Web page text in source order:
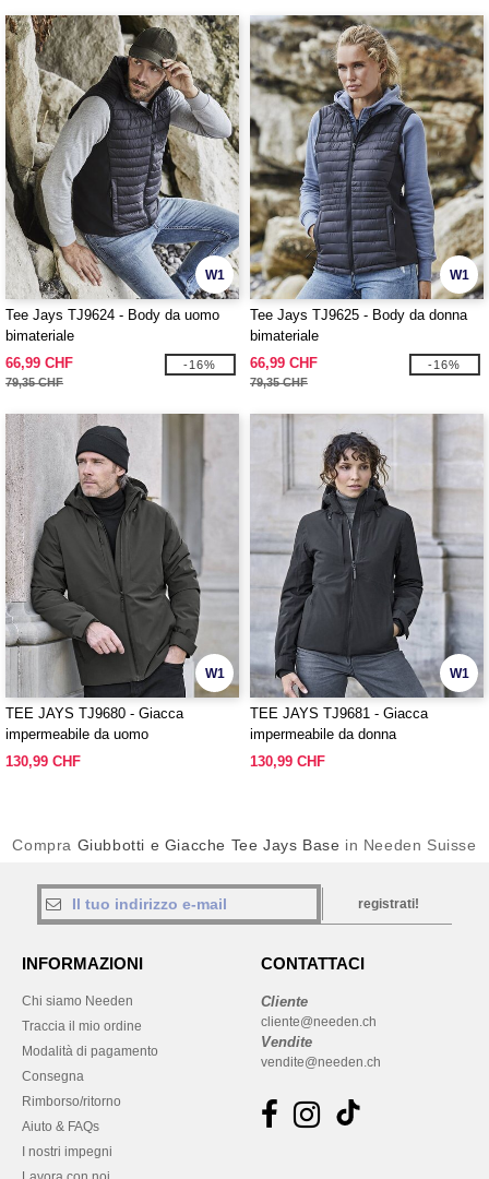
W1
Tee Jays TJ9624 - Body da uomo
bimateriale
66,99 CHF
79,35 CHF
-16%
W1
Tee Jays TJ9625 - Body da donna
bimateriale
66,99 CHF
79,35 CHF
-16%
W1
TEE JAYS TJ9680 - Giacca
impermeabile da uomo
130,99 CHF
W1
TEE JAYS TJ9681 - Giacca
impermeabile da donna
130,99 CHF
Compra Giubbotti e Giacche Tee Jays Base in Needen Suisse
registrati!
INFORMAZIONI
Chi siamo Needen
Traccia il mio ordine
Modalità di pagamento
Consegna
Rimborso/ritorno
Aiuto & FAQs
I nostri impegni
CONTATTACI
Cliente
cliente@needen.ch
Vendite
vendite@needen.ch